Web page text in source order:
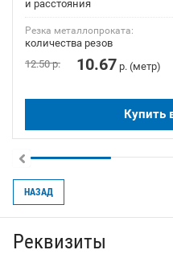
Реквизиты
и расстояния
Резка металлопроката:
количества резов
12.50р. 10.67 р. (метр)
Купить
НАЗАД